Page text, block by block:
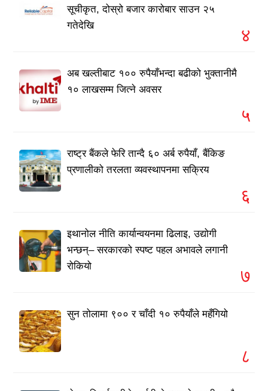
सूचीकृत, दोस्रो बजार कारोबार साउन २५
गतेदेखि
४
अब खल्तीबाट १०० रुपैयाँभन्दा बढीको भुक्तानीमै
१० लाखसम्म जित्ने अवसर
५
राष्ट्र बैंकले फेरि तान्दै ६० अर्ब रुपैयाँ, बैंकिङ
प्रणालीको तरलता व्यवस्थापनमा सक्रिय
६
इथानोल नीति कार्यान्वयनमा ढिलाइ, उद्योगी
भन्छन्– सरकारको स्पष्ट पहल अभावले लगानी
रोकियो
७
सुन तोलामा ९०० र चाँदी १० रुपैयाँले महँगियो
८